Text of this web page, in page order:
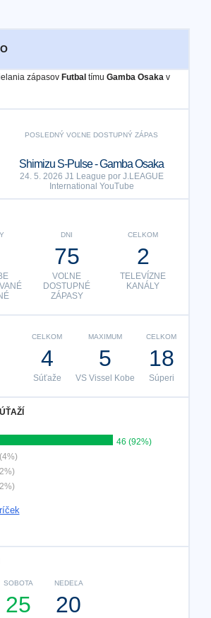
zápasov Futbal tímu Gamba Osakav
POSLEDNÝ VOĽNE DOSTUPNÝ ZÁPAS
Shimizu S-Pulse - Gamba Osaka
24. 5. 2026 J1 League por J.LEAGUE
International YouTube
CELKOM
2
TELEVÍZNE
KANÁLY
DNI
75
VOĽNE
DOSTUPNÉ
ZÁPASY
CELKOM
18
Súperi
MAXIMUM
5
VS Vissel Kobe
CELKOM
4
Súťaže
46 (92%)
SOBOTA
25
NEDEĽA
20